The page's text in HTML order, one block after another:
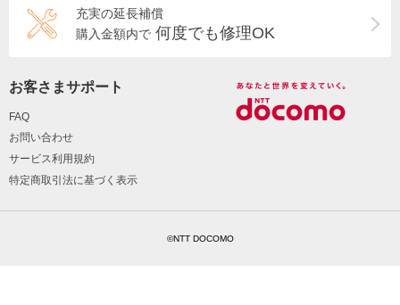
充実の延長補償
購入金額内で 何度でも修理OK
お客さまサポート
FAQ
お問い合わせ
サービス利用規約
特定商取引法に基づく表示
©NTT DOCOMO